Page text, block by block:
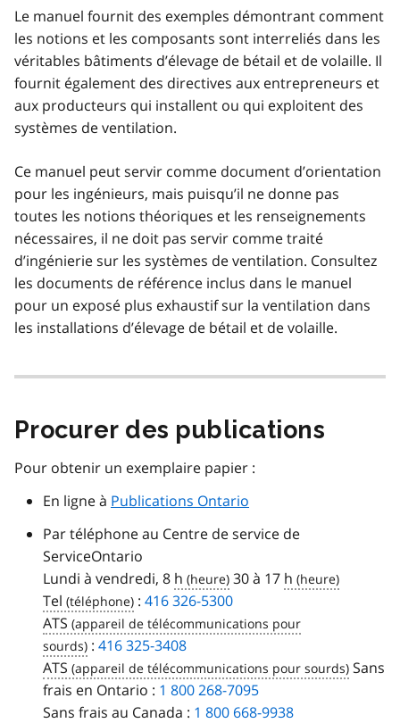
Le manuel fournit des exemples démontrant comment
les notions et les composants sont interreliés dans les
véritables bâtiments d’élevage de bétail et de volaille. Il
fournit également des directives aux entrepreneurs et
aux producteurs qui installent ou qui exploitent des
systèmes de ventilation.
Ce manuel peut servir comme document d’orientation
pour les ingénieurs, mais puisqu’il ne donne pas
toutes les notions théoriques et les renseignements
nécessaires, il ne doit pas servir comme traité
d’ingénierie sur les systèmes de ventilation. Consultez
les documents de référence inclus dans le manuel
pour un exposé plus exhaustif sur la ventilation dans
les installations d’élevage de bétail et de volaille.
Procurer des publications
Pour obtenir un exemplaire papier :
En ligne à Publications Ontario
Par téléphone au Centre de service de
ServiceOntario
Lundi à vendredi, 8 h 30 à 17 h
Tel
: 416 326-5300
ATS
: 416 325-3408
ATS
Sans
frais en Ontario : 1 800 268-7095
Sans frais au Canada : 1 800 668-9938